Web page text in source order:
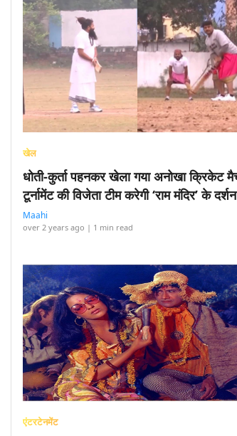
खेल
धोती-कुर्ता पहनकर खेला गया अनोखा क्रिकेट
टूर्नामेंट की विजेता टीम करेगी ‘राम मंदिर’ के दर्शन
Maahi
over 2 years ago | 1 min read
एंटरटेनमेंट